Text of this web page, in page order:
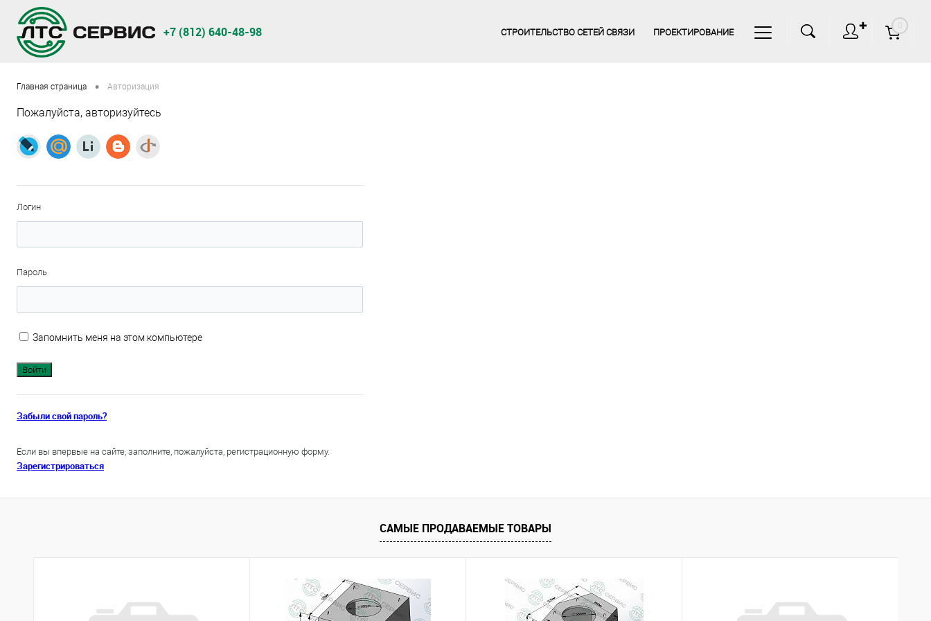
+7 (812) 640-48-98 СТРОИТЕЛЬСТВО СЕТЕЙ СВЯЗИ ПРОЕКТИРОВАНИЕ
✚ 0
Главная страница • Авторизация
Пожалуйста, авторизуйтесь
Логин
Пароль
Запомнить меня на этом компьютере
Забыли свой пароль?
Если вы впервые на сайте, заполните, пожалуйста, регистрационную форму.
Зарегистрироваться
САМЫЕ ПРОДАВАЕМЫЕ ТОВАРЫ